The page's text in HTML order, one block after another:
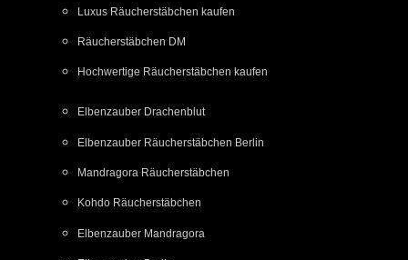
Luxus Räucherstäbchen kaufen
Räucherstäbchen DM
Hochwertige Räucherstäbchen kaufen
Elbenzauber Drachenblut
Elbenzauber Räucherstäbchen Berlin
Mandragora Räucherstäbchen
Kohdo Räucherstäbchen
Elbenzauber Mandragora